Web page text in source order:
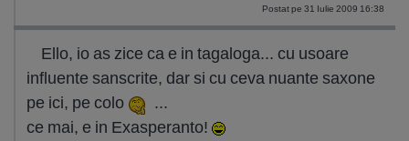
Postat pe 31 Iulie 2009 16:38
Ello, io as zice ca e in tagaloga... cu usoare
influente sanscrite, dar si cu ceva nuante saxone
pe ici, pe colo
...
ce mai, e in Exasperanto!